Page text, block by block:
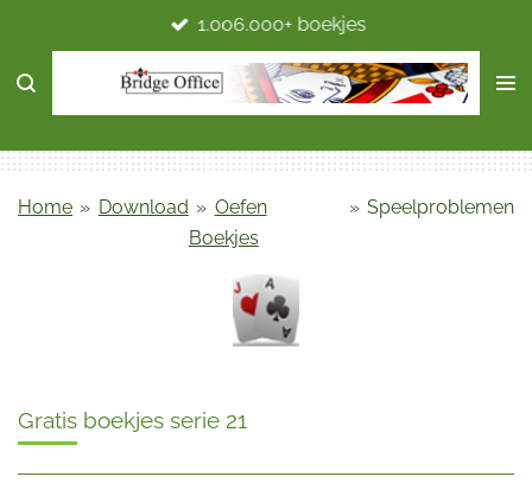
direct
naar
hoofdinhoud
1.006.000+ boekjes
Home » Download » Oefen
Boekjes
» Speelproblemen
Gratis boekjes serie 21